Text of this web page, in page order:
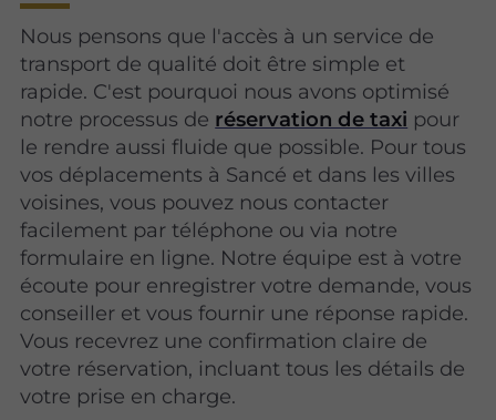
Nous pensons que l'accès à un service de
transport de qualité doit être simple et
rapide. C'est pourquoi nous avons optimisé
notre processus de réservation de taxi pour
le rendre aussi fluide que possible. Pour tous
vos déplacements à Sancé et dans les villes
voisines, vous pouvez nous contacter
facilement par téléphone ou via notre
formulaire en ligne. Notre équipe est à votre
écoute pour enregistrer votre demande, vous
conseiller et vous fournir une réponse rapide.
Vous recevrez une confirmation claire de
votre réservation, incluant tous les détails de
votre prise en charge.